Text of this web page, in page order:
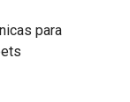
para